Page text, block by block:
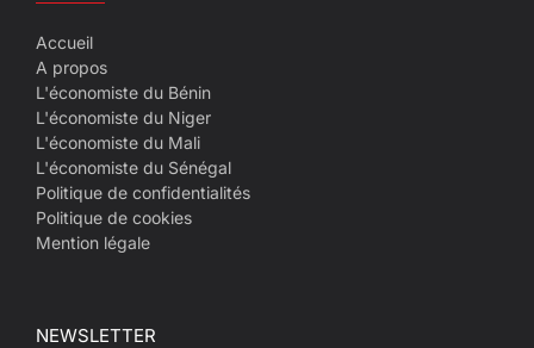
Accueil
A propos
L'économiste du Bénin
L'économiste du Niger
L'économiste du Mali
L'économiste du Sénégal
Politique de confidentialités
Politique de cookies
Mention légale
NEWSLETTER